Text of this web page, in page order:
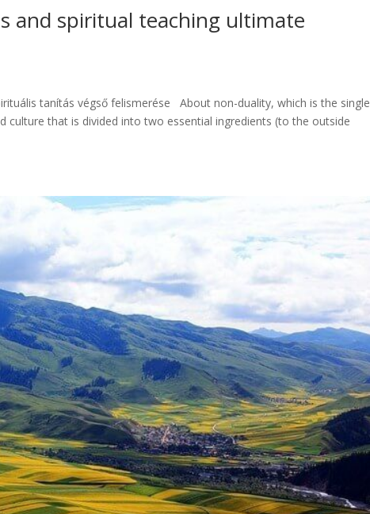
and spiritual teaching ultimate
tanítás végső felismerése About non-duality, which is the single
culture that is divided into two essential ingredients (to the outside